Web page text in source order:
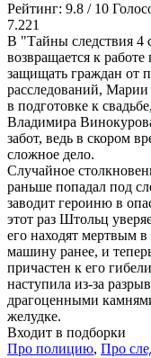
Рейтинг: 9.8 / 10
7.221
В "Тайны следствия 4
возвращается к
защищать граждан от
расследований,
в подготовке к
Владимира
забот, ведь в скором
сложное дело.
Случайное
раньше попадал под
заводит героиню в
этот раз Штольц
его находят мертвым
машину ранее, и
причастен к его
наступила из-за
драгоценными
желудке.
Входит в подборки
Про полицию, Про